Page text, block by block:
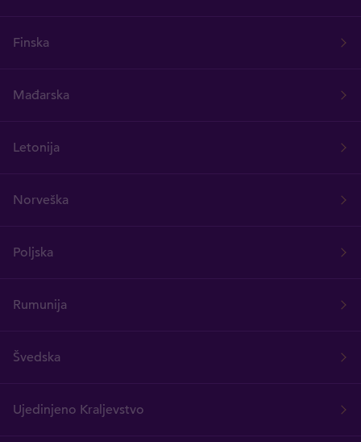
Finska
Mađarska
Letonija
Norveška
Poljska
Rumunija
Švedska
Ujedinjeno Kraljevstvo